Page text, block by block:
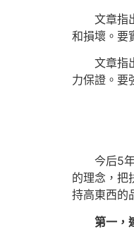
文章指
和損壞。要
文章指
力保證。要
今后5
的理念，把
持高東西的
第一，